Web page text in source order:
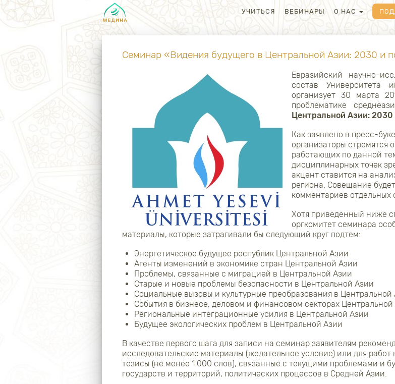
УЧИТЬСЯ ВЕБИНАРЫ О НАС
Семинар «Видения будущего в Центральной Азии: 2030 и
Евразийский научно-
состав Университета
организует 30 марта
проблематике
Центральной Азии:
Как заявлено в пресс-
организаторы стремятся
работающих по данной
дисциплинарных точек
акцент ставится на
региона. Совещание
комментариев отдельных
Хотя приведенный ниже
оргкомитет семинара
материалы, которые затрагивали бы следующий круг подтем:
Энергетическое будущее республик Центральной Азии
Агенты изменений в экономике стран Центральной Азии
Проблемы, связанные с миграцией в Центральной Азии
Старые и новые проблемы безопасности в Центральной Азии
Социальные вызовы и культурные преобразования в Центральной
События в бизнесе, деловом и финансовом секторах Центральной
Региональные интеграционные усилия в Центральной Азии
Будущее экологических проблем в Центральной Азии
В качестве первого шага для записи на семинар заявителям
исследовательские материалы (желательное условие) или для
тезисы (не менее 1 000 слов), связанные с текущими проблемами и
государств и территорий, политических процессов в Средней Азии.